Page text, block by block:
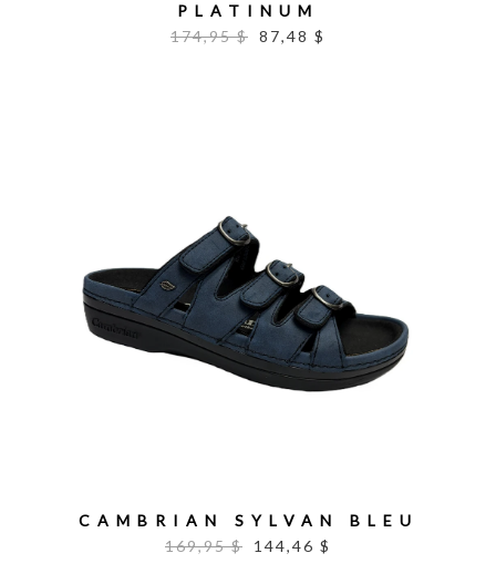
PLATINUM
174,95 $ 87,48 $
CAMBRIAN SYLVAN BLEU
169,95 $
144,46 $